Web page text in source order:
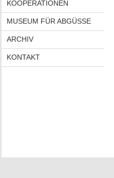
KOOPERATIONEN
MUSEUM FÜR ABGÜSSE
ARCHIV
KONTAKT